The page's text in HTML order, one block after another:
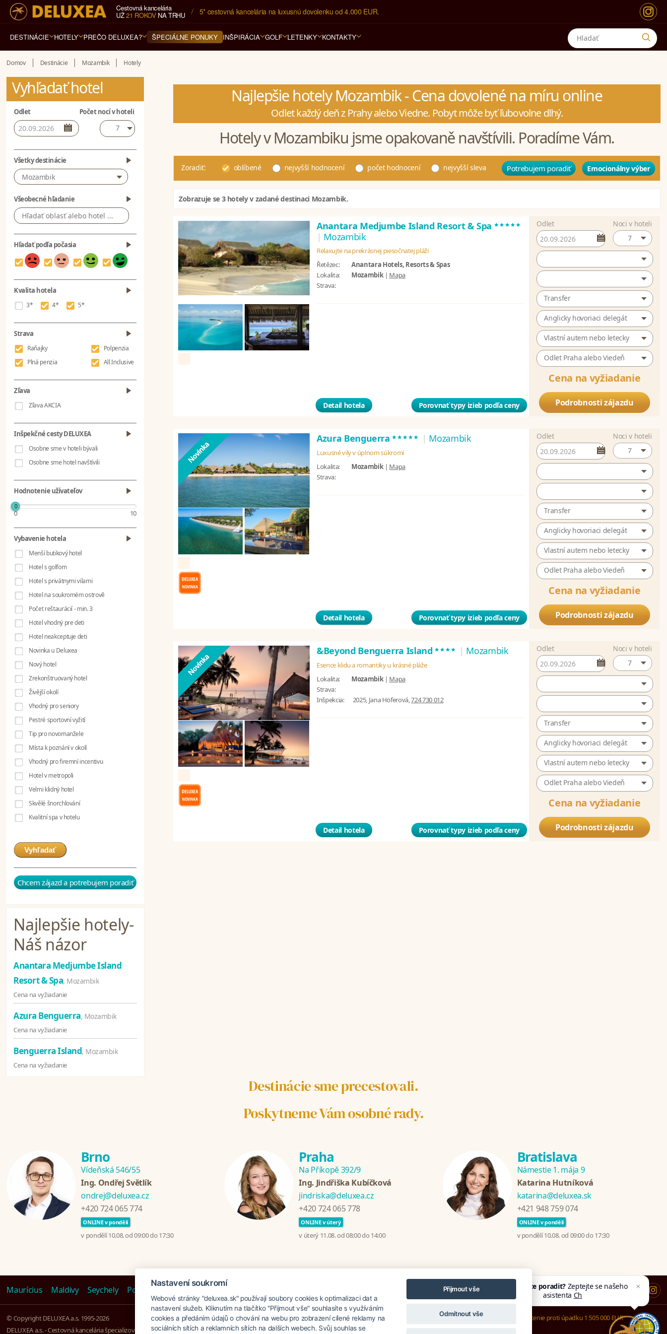
Cestovná kancelária
UŽ21 ROKOVNA TRHU 5* cestovná kancelária na luxusnú dovolenku od 4.000 EUR.
DESTINÁCIE HOTELY PREČO DELUXEA? ŠPECIÁLNE PONUKY INŠPIRÁCIA GOLF LETENKY KONTAKTY
Domov Destinácie Mozambik Hotely
Vyhľadať hotel
Odlet Počet nocí v hoteli
7
Všetky destinácie
Mozambik
Všeobecné hľadanie
Hľadať podľa počasia
Kvalita hotela
3* 4* 5*
Strava
Raňajky
Plná penzia
Polpenzia
All Inclusive
Zľava
Zľava AKCIA
Inšpekčné cesty DELUXEA
Osobne sme v hoteli bývali
Osobne sme hotel navštívili
Hodnotenie užívateľov
0
0 10
Vybavenie hotela
Menší butikový hotel
Hotel s golfom
Hotel s privátnymi vilami
Hotel na soukromém ostrově
Počet reštaurácií - min. 3
Hotel vhodný pre deti
Hotel neakceptuje deti
Novinka u Deluxea
Nový hotel
Zrekonštruovaný hotel
Živější okolí
Vhodný pro seniory
Pestré sportovní vyžití
Tip pro novomanžele
Místa k poznání v okolí
Vhodný pro firemní incentivu
Hotel v metropoli
Velmi klidný hotel
Skvělé šnorchlování
Kvalitní spa v hotelu
Vyhľadať
Chcem zájazd a potrebujem poradiť
Najlepšie hotely-
Náš názor
Anantara Medjumbe Island
Resort & Spa, Mozambik
Cena na vyžiadanie
Azura Benguerra, Mozambik
Cena na vyžiadanie
Benguerra Island, Mozambik
Cena na vyžiadanie
Najlepšie hotely Mozambik - Cena dovolené na míru online
Odlet každý deň z Prahy alebo Viedne. Pobyt môže byť ľubovolne dlhý.
Hotely v Mozambiku jsme opakovaně navštívili. Poradíme Vám.
Zoradiť: oblíbené nejvyšší hodnocení počet hodnocení nejvyšší sleva Potrebujem poradiť Emocionálny výber
Zobrazuje se 3 hotely v zadané destinaci Mozambik.
Anantara Medjumbe Island Resort & Spa *****
| Mozambik
Relaxujte na prekrásnej piesočnatej pláži
Řetězec:
Anantara Hotels, Resorts & Spas
Lokalita:
Mozambik| Mapa
Strava:
Detail hotela Porovnať typy izieb podľa ceny
Odlet
Noci v hoteli
7
Transfer
Anglicky hovoriaci delegát
Vlastní autem nebo letecky
Odlet Praha alebo Viedeň
Cena na vyžiadanie
Podrobnosti zájazdu
Azura Benguerra***** | Mozambik
Luxusné vily v úplnom súkromí
Lokalita:
Mozambik| Mapa
Strava:
Detail hotela Porovnať typy izieb podľa ceny
Odlet
Noci v hoteli
7
Transfer
Anglicky hovoriaci delegát
Vlastní autem nebo letecky
Odlet Praha alebo Viedeň
Cena na vyžiadanie
Podrobnosti zájazdu
&Beyond Benguerra Island**** | Mozambik
Esence klidu a romantiky u krásné pláže
Lokalita:
Mozambik| Mapa
Strava:
Inšpekcia:
2025, Jana Höferová,724 730 012
Detail hotela Porovnať typy izieb podľa ceny
Odlet
Noci v hoteli
7
Transfer
Anglicky hovoriaci delegát
Vlastní autem nebo letecky
Odlet Praha alebo Viedeň
Cena na vyžiadanie
Podrobnosti zájazdu
Destinácie sme precestovali.
Poskytneme Vám osobné rady.
Brno
Vídeňská 546/55
Ing. Ondřej Světlík
ondrej@deluxea.cz
+420 724 065 774
ONLINE v pondělí
v pondělí 10.08. od 09:00 do 17:30
Praha
Na Příkopě 392/9
Ing. Jindřiška Kubíčková
jindriska@deluxea.cz
+420 724 065 778
ONLINE v úterý
v úterý 11.08. od 08:00 do 14:00
Bratislava
Námestie 1. mája 9
Katarina Hutníková
katarina@deluxea.sk
+421 948 759 074
ONLINE v pondělí
v pondělí 10.08. od 09:00 do 17:30
Maurícius Maldivy Seychely Polynézia Emiráty
© Copyright DELUXEA a.s. 1995-2026
DELUXEA a.s. - Cestovná kancelária špecializovaná na Zájazdy na kľúč, založená roku 1995
Poistenie proti úpadku 1 505 000 EUR
Nastavení soukromí
Webové stránky "deluxea.sk" používají soubory cookies k optimalizaci dat a
nastavení služeb. Kliknutím na tlačítko "Přijmout vše" souhlasíte s využíváním
cookies a předáním údajů o chování na webu pro zobrazení cílené reklamy na
sociálních sítích a reklamních sítích na dalších webech. Svůj souhlas se
Přijmout vše
Odmítnout vše
Potřebujete poradit?Zeptejte se našeho
asistentaChettyho